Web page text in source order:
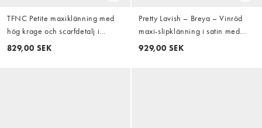
TFNC Petite maxiklänning med
hög krage och scarfdetalj i
burgundy
829,00 SEK
Pretty Lavish – Breya – Vinröd
maxi-slipklänning i satin med
djup halsringning
929,00 SEK